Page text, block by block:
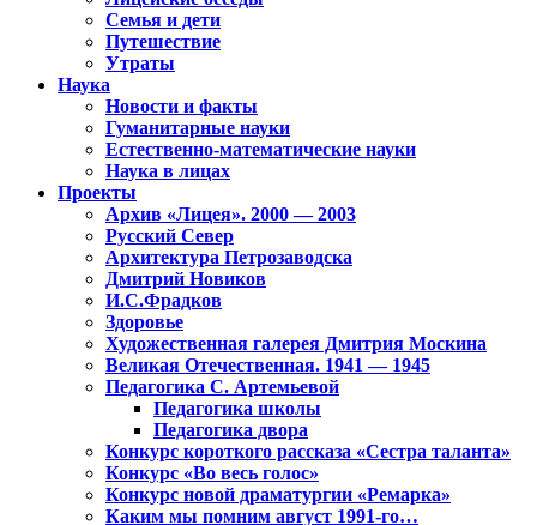
Семья и дети
Путешествие
Утраты
Наука
Новости и факты
Гуманитарные науки
Естественно-математические науки
Наука в лицах
Проекты
Архив «Лицея». 2000 — 2003
Русский Север
Архитектура Петрозаводска
Дмитрий Новиков
И.С.Фрадков
Здоровье
Художественная галерея Дмитрия Москина
Великая Отечественная. 1941 — 1945
Педагогика С. Артемьевой
Педагогика школы
Педагогика двора
Конкурс короткого рассказа «Сестра таланта»
Конкурс «Во весь голос»
Конкурс новой драматургии «Ремарка»
Каким мы помним август 1991-го…